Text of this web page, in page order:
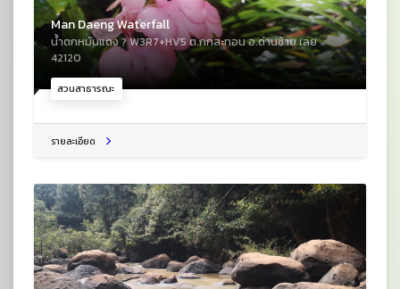
สวนสาธารณะ
Man Daeng Waterfall
น้ำตกหมันแดง ? W3R7+HV5 ต.กกสะทอน อ.ด่านซ้าย เลย
42120
รายละเอียด